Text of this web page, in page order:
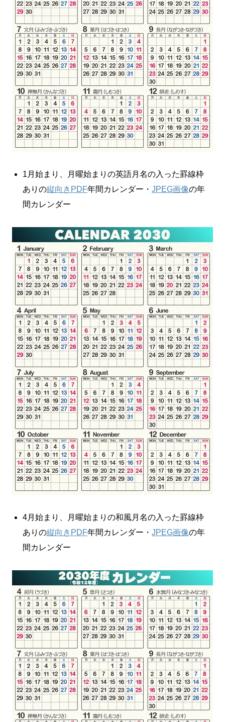
1月始まり、月曜始まりの英語月名の入った罫線枠
ありの縦向きPDF年間カレンダー・ JPEG画像の年
間カレンダー
4月始まり、月曜始まりの和風月名の入った罫線枠
ありの縦向きPDF年間カレンダー・ JPEG画像の年
間カレンダー